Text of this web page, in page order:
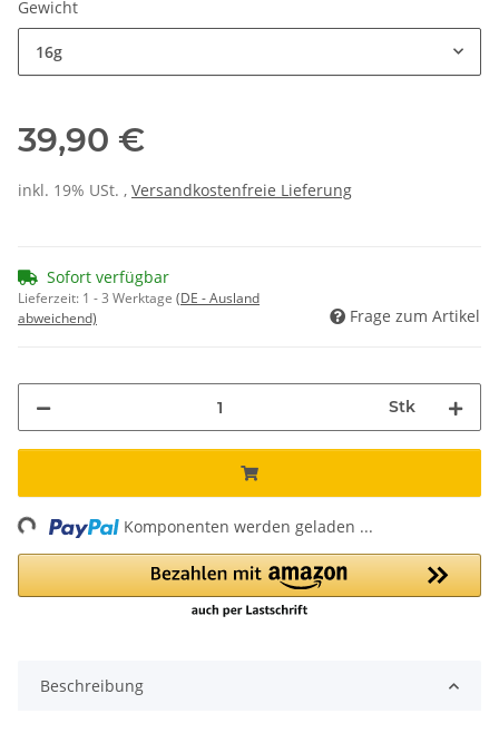
Gewicht
16g
39,90 €
inkl. 19% USt. , Versandkostenfreie Lieferung
Sofort verfügbar
Lieferzeit: 1 - 3 Werktage (DE - Ausland
abweichend)
Frage zum Artikel
Stk
Komponenten werden geladen ...
Beschreibung